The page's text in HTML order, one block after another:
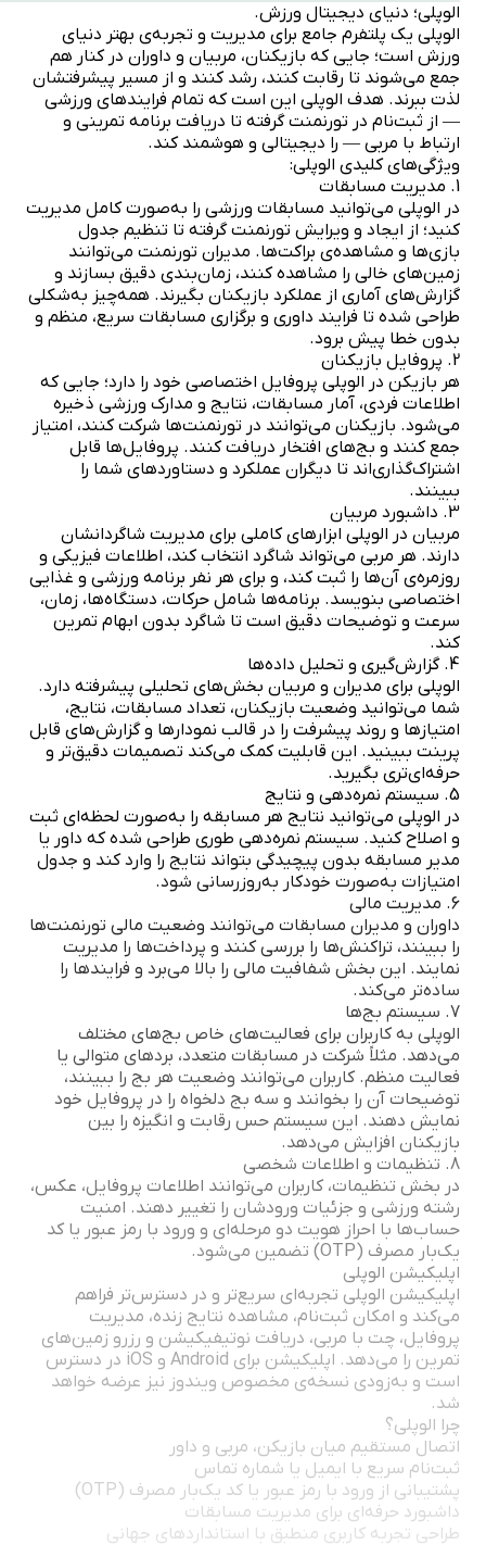
الوپلی؛ دنیای دیجیتال ورزش.
الوپلی یک پلتفرم جامع برای مدیریت و تجربه‌ی بهتر دنیای
ورزش است؛ جایی که بازیکنان، مربیان و داوران در کنار هم
جمع می‌شوند تا رقابت کنند، رشد کنند و از مسیر پیشرفتشان
لذت ببرند. هدف الوپلی این است که تمام فرایندهای ورزشی
— از ثبت‌نام در تورنمنت گرفته تا دریافت برنامه تمرینی و
ارتباط با مربی — را دیجیتالی و هوشمند کند.
ویژگی‌های کلیدی الوپلی:
1. مدیریت مسابقات
در الوپلی می‌توانید مسابقات ورزشی را به‌صورت کامل مدیریت
کنید؛ از ایجاد و ویرایش تورنمنت گرفته تا تنظیم جدول
بازی‌ها و مشاهده‌ی براکت‌ها. مدیران تورنمنت می‌توانند
زمین‌های خالی را مشاهده کنند، زمان‌بندی دقیق بسازند و
گزارش‌های آماری از عملکرد بازیکنان بگیرند. همه‌چیز به‌شکلی
طراحی شده تا فرایند داوری و برگزاری مسابقات سریع، منظم و
بدون خطا پیش برود.
2. پروفایل بازیکنان
هر بازیکن در الوپلی پروفایل اختصاصی خود را دارد؛ جایی که
اطلاعات فردی، آمار مسابقات، نتایج و مدارک ورزشی ذخیره
می‌شود. بازیکنان می‌توانند در تورنمنت‌ها شرکت کنند، امتیاز
جمع کنند و بج‌های افتخار دریافت کنند. پروفایل‌ها قابل
اشتراک‌گذاری‌اند تا دیگران عملکرد و دستاوردهای شما را
ببینند.
3. داشبورد مربیان
مربیان در الوپلی ابزارهای کاملی برای مدیریت شاگردانشان
دارند. هر مربی می‌تواند شاگرد انتخاب کند، اطلاعات فیزیکی و
روزمره‌ی آن‌ها را ثبت کند، و برای هر نفر برنامه ورزشی و غذایی
اختصاصی بنویسد. برنامه‌ها شامل حرکات، دستگاه‌ها، زمان،
سرعت و توضیحات دقیق است تا شاگرد بدون ابهام تمرین
کند.
4. گزارش‌گیری و تحلیل داده‌ها
الوپلی برای مدیران و مربیان بخش‌های تحلیلی پیشرفته دارد.
شما می‌توانید وضعیت بازیکنان، تعداد مسابقات، نتایج،
امتیازها و روند پیشرفت را در قالب نمودارها و گزارش‌های قابل
پرینت ببینید. این قابلیت کمک می‌کند تصمیمات دقیق‌تر و
حرفه‌ای‌تری بگیرید.
5. سیستم نمره‌دهی و نتایج
در الوپلی می‌توانید نتایج هر مسابقه را به‌صورت لحظه‌ای ثبت
و اصلاح کنید. سیستم نمره‌دهی طوری طراحی شده که داور یا
مدیر مسابقه بدون پیچیدگی بتواند نتایج را وارد کند و جدول
امتیازات به‌صورت خودکار به‌روزرسانی شود.
6. مدیریت مالی
داوران و مدیران مسابقات می‌توانند وضعیت مالی تورنمنت‌ها
را ببینند، تراکنش‌ها را بررسی کنند و پرداخت‌ها را مدیریت
نمایند. این بخش شفافیت مالی را بالا می‌برد و فرایندها را
ساده‌تر می‌کند.
7. سیستم بج‌ها
الوپلی به کاربران برای فعالیت‌های خاص بج‌های مختلف
می‌دهد. مثلاً شرکت در مسابقات متعدد، بردهای متوالی یا
فعالیت منظم. کاربران می‌توانند وضعیت هر بج را ببینند،
توضیحات آن را بخوانند و سه بج دلخواه را در پروفایل خود
نمایش دهند. این سیستم حس رقابت و انگیزه را بین
بازیکنان افزایش می‌دهد.
8. تنظیمات و اطلاعات شخصی
در بخش تنظیمات، کاربران می‌توانند اطلاعات پروفایل، عکس،
رشته ورزشی و جزئیات ورودشان را تغییر دهند. امنیت
حساب‌ها با احراز هویت دو مرحله‌ای و ورود با رمز عبور یا کد
یک‌بار مصرف (OTP) تضمین می‌شود.
اپلیکیشن الوپلی
اپلیکیشن الوپلی تجربه‌ای سریع‌تر و در دسترس‌تر فراهم
می‌کند و امکان ثبت‌نام، مشاهده نتایج زنده، مدیریت
پروفایل، چت با مربی، دریافت نوتیفیکیشن و رزرو زمین‌های
تمرین را می‌دهد. اپلیکیشن برای Android و iOS در دسترس
است و به‌زودی نسخه‌ی مخصوص ویندوز نیز عرضه خواهد
شد.
چرا الوپلی؟
اتصال مستقیم میان بازیکن، مربی و داور
ثبت‌نام سریع با ایمیل یا شماره تماس
پشتیبانی از ورود با رمز عبور یا کد یک‌بار مصرف (OTP)
داشبورد حرفه‌ای برای مدیریت مسابقات
طراحی تجربه کاربری منطبق با استانداردهای جهانی